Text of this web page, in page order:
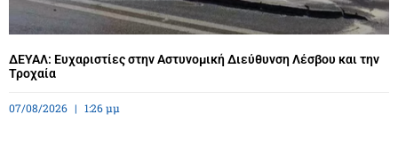
ΔΕΥΑΛ: Ευχαριστίες στην Αστυνομική Διεύθυνση Λέσβου και την
Τροχαία
07/08/2026 1:26 μμ